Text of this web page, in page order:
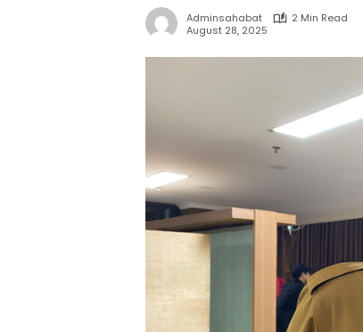
Adminsahabat
2 Min Read
August 28, 2025